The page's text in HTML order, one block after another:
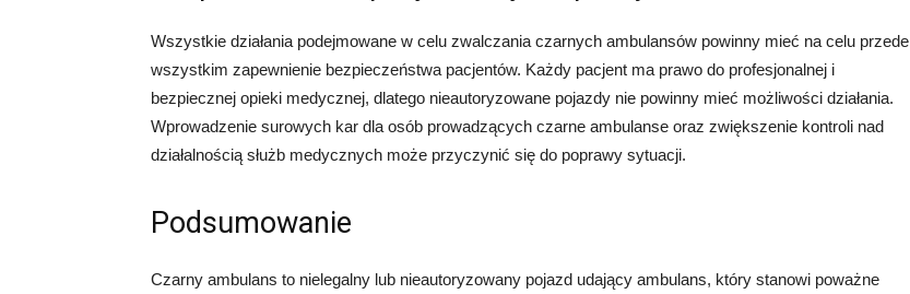
Wszystkie działania podejmowane w celu zwalczania czarnych ambulansów powinny mieć na celu przede
wszystkim zapewnienie bezpieczeństwa pacjentów. Każdy pacjent ma prawo do profesjonalnej i
bezpiecznej opieki medycznej, dlatego nieautoryzowane pojazdy nie powinny mieć możliwości działania.
Wprowadzenie surowych kar dla osób prowadzących czarne ambulanse oraz zwiększenie kontroli nad
działalnością służb medycznych może przyczynić się do poprawy sytuacji.
Podsumowanie
Czarny ambulans to nielegalny lub nieautoryzowany pojazd udający ambulans, który stanowi poważne